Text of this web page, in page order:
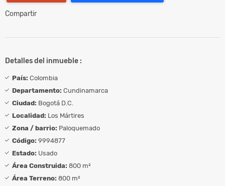
Compartir
Detalles del inmueble :
País: Colombia
Departamento: Cundinamarca
Ciudad: Bogotá D.C.
Localidad: Los Mártires
Zona / barrio: Paloquemado
Código: 9994877
Estado: Usado
Área Construida: 800 m²
Área Terreno: 800 m²